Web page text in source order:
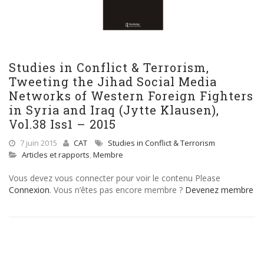
Studies in Conflict & Terrorism,
Tweeting the Jihad Social Media
Networks of Western Foreign Fighters
in Syria and Iraq (Jytte Klausen),
Vol.38 Iss1 – 2015
7 juin 2015 CAT
Studies in Conflict & Terrorism
Articles et rapports, Membre
Vous devez vous connecter pour voir le contenu Please
Connexion. Vous n’êtes pas encore membre ? Devenez membre